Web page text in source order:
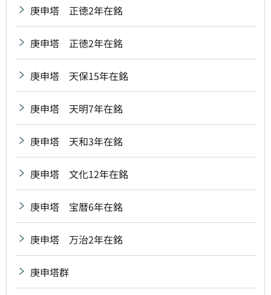
庚申塔 正徳2年在銘
庚申塔 正徳2年在銘
庚申塔 天保15年在銘
庚申塔 天明7年在銘
庚申塔 天和3年在銘
庚申塔 文化12年在銘
庚申塔 宝暦6年在銘
庚申塔 万治2年在銘
庚申塔群